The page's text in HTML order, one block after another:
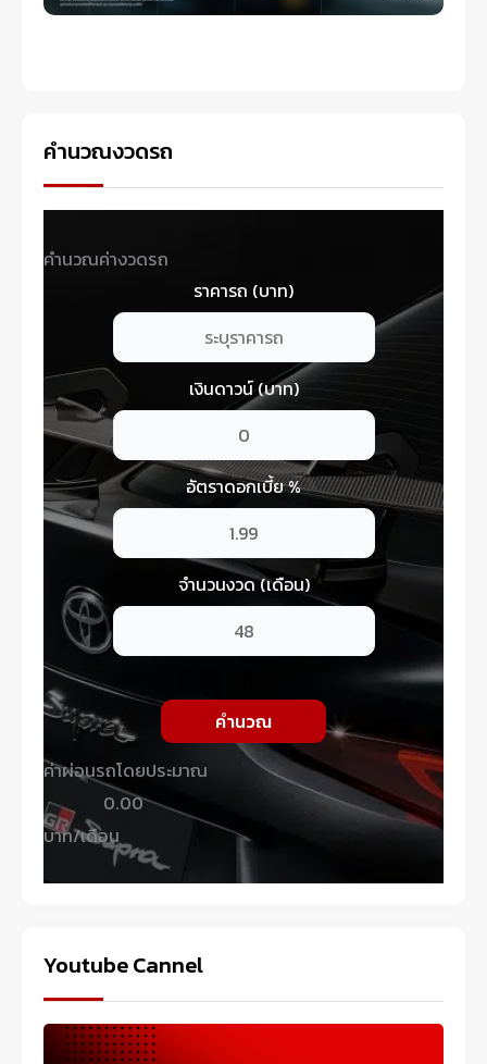
คำนวณงวดรถ
คำนวณค่างวดรถ
ราคารถ (บาท)
เงินดาวน์ (บาท)
อัตราดอกเบี้ย %
จำนวนงวด (เดือน)
คำนวณ
ค่าผ่อนรถโดยประมาณ
0.00
บาท/เดือน
Youtube Cannel